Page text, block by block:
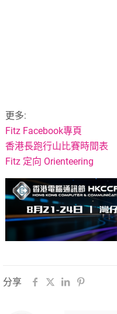
更多:
Fitz Facebook專頁
香港長跑行山比賽時間表
Fitz 定向 Orienteering
分享